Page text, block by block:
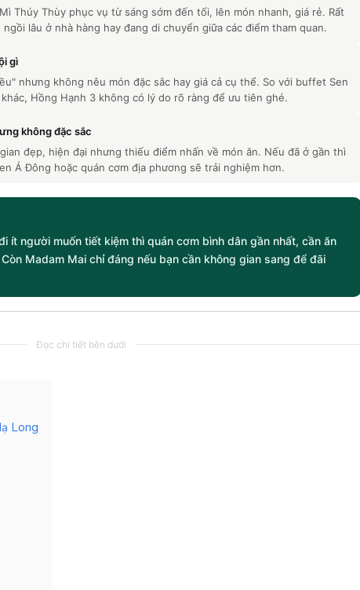
Thúy Thùy phục vụ từ sáng sớm đến tối, lên món nhanh, giá rẻ. Rất
lâu ở nhà hàng hay đang di chuyển giữa các điểm tham quan.
gì
nhưng không nêu món đặc sắc hay giá cả cụ thể. So với buffet Sen
Hồng Hạnh 3 không có lý do rõ ràng để ưu tiên ghé.
không đặc sắc
đẹp, hiện đại nhưng thiếu điểm nhấn về món ăn. Nếu đã ở gần thì
Á Đông hoặc quán cơm địa phương sẽ trải nghiệm hơn.
ít người muốn tiết kiệm thì quán cơm bình dân gần nhất, cần ăn
Madam Mai chỉ đáng nếu bạn cần không gian sang để đãi
Đọc chi tiết bên dưới
Long